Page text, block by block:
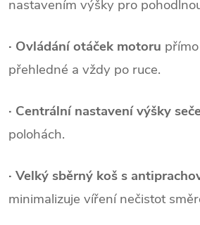
nastavením výšky pro
· Ovládání otáček motoru
přehledné a vždy po ruce.
· Centrální nastavení výšky
polohách.
· Velký sběrný koš s
minimalizuje víření nečistot